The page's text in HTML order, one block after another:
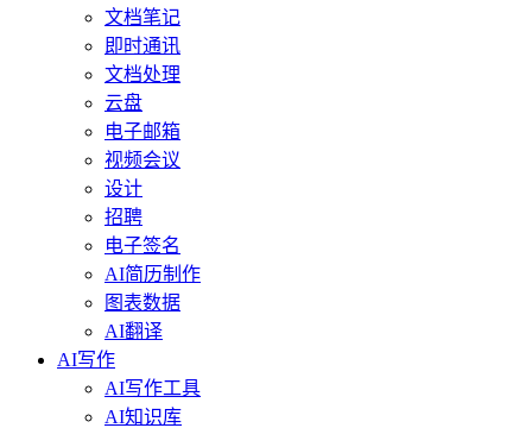
文档笔记
即时通讯
文档处理
云盘
电子邮箱
视频会议
设计
招聘
电子签名
AI简历制作
图表数据
AI翻译
AI写作
AI写作工具
AI知识库